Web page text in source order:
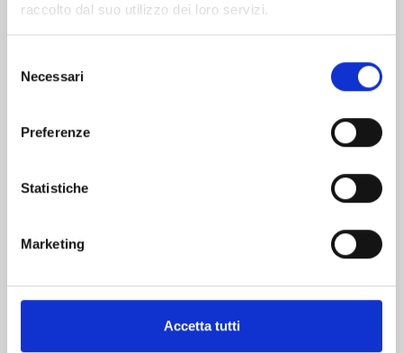
raccolto dal suo utilizzo dei loro servizi.
delNecessari
Preferenze
Statistiche
Marketing
Accetta tutti